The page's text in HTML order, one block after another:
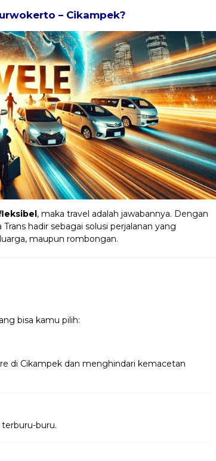
– Cikampek?
, maka travel adalah jawabannya. Dengan
Trans hadir sebagai solusi perjalanan yang
maupun rombongan.
bisa kamu pilih:
di Cikampek dan menghindari kemacetan
buru.